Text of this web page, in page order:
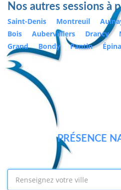
Nos autres sessions à
Saint-Denis Montreuil
Bois
Aubervilliers Drancy
Grand
Bondy Pantin
PRÉSENCE